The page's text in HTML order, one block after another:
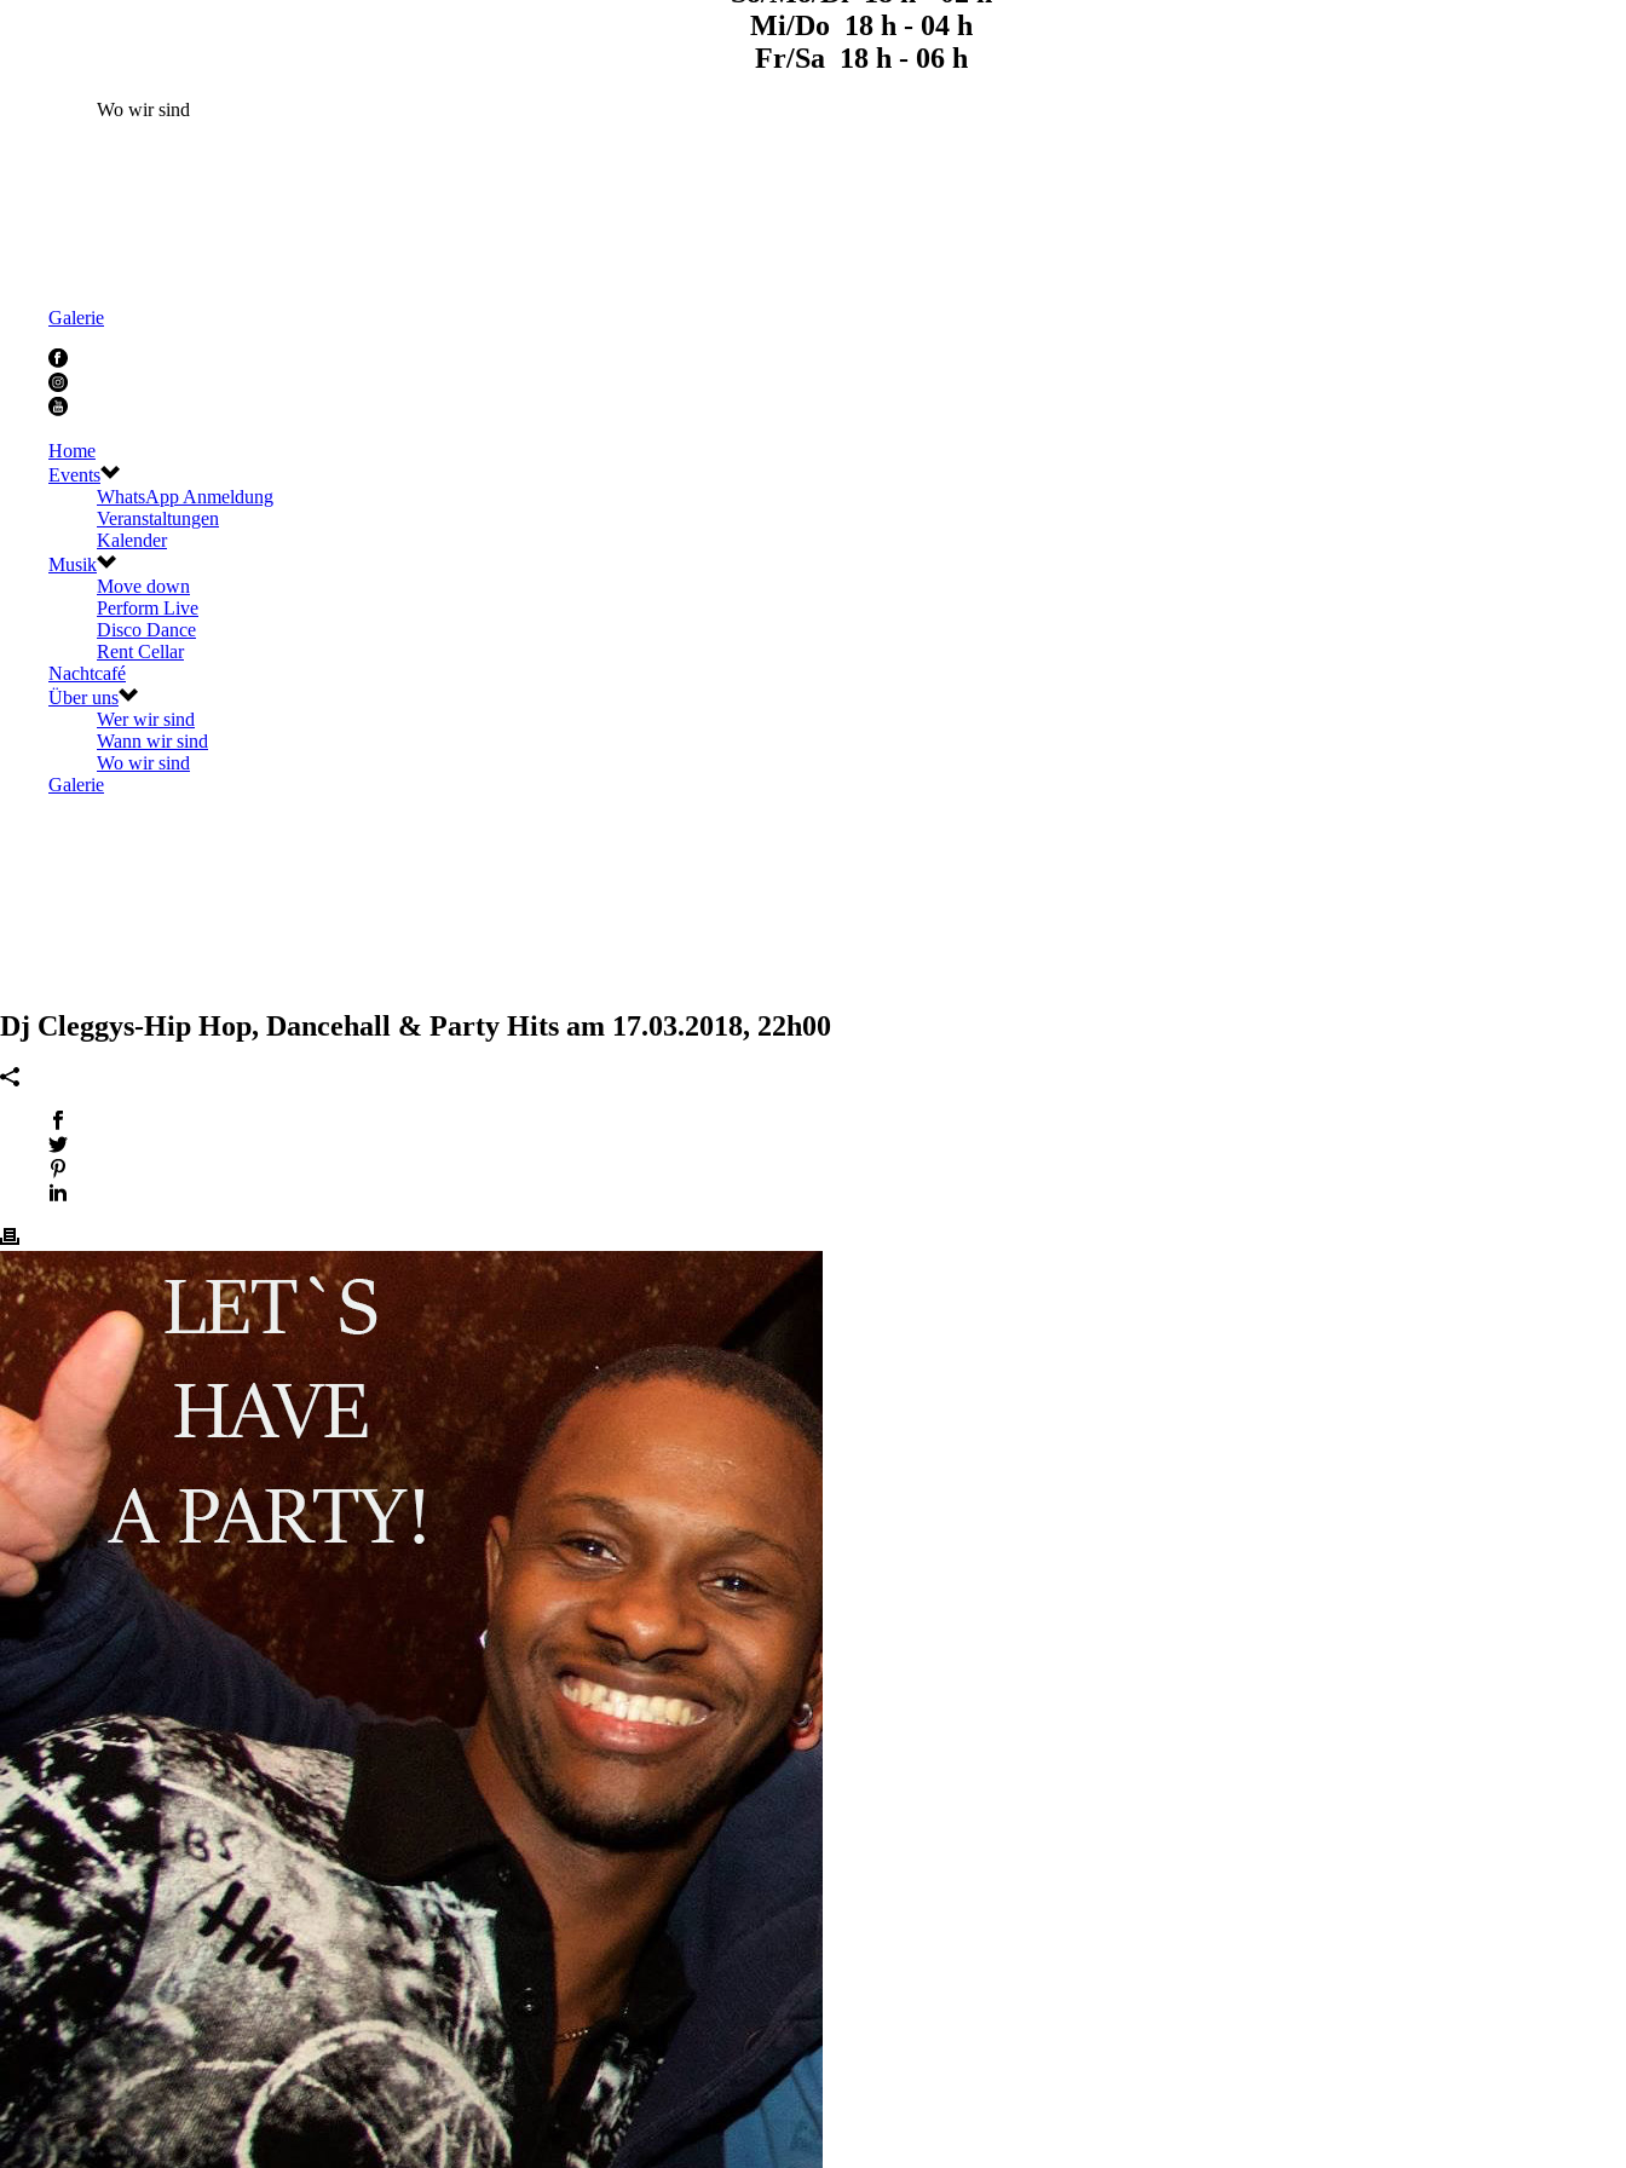
Mi/Do 18 h - 04 h
Fr/Sa 18 h - 06 h
Wo wir sind
Galerie
Home
Events
WhatsApp Anmeldung
Veranstaltungen
Kalender
Musik
Move down
Perform Live
Disco Dance
Rent Cellar
Nachtcafé
Über uns
Wer wir sind
Wann wir sind
Wo wir sind
Galerie
Dj Cleggys-Hip Hop, Dancehall & Party Hits am 17.03.2018, 22h00